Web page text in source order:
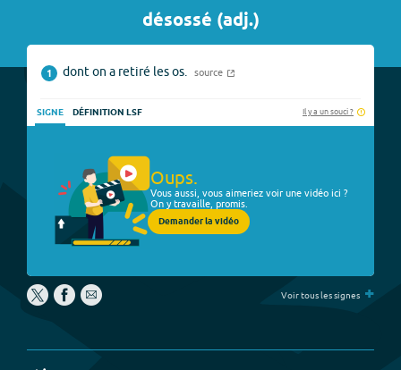
désossé (adj.)
1 dont on a retiré les os. source
SIGNE DÉFINITION LSF Il y a un souci ?
Oups.
Vous aussi, vous aimeriez voir une vidéo ici ?
On y travaille, promis.
Demander la vidéo
Voir tous les signes +